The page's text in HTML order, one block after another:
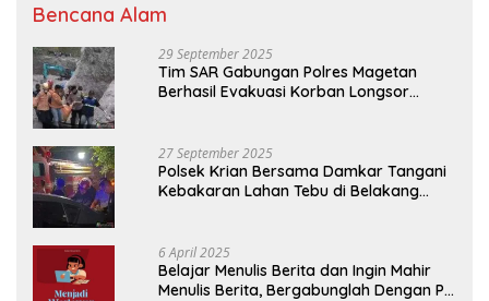
Bencana Alam
29 September 2025
Tim SAR Gabungan Polres Magetan
Berhasil Evakuasi Korban Longsor
27 September 2025
Polsek Krian Bersama Damkar Tangani
Kebakaran Lahan Tebu di Belakang
6 April 2025
Belajar Menulis Berita dan Ingin Mahir
Menulis Berita, Bergabunglah Dengan PT